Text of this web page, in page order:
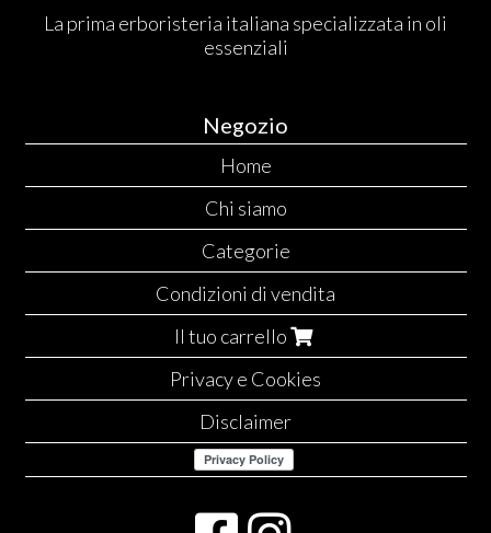
La prima erboristeria italiana specializzata in oli
essenziali
Negozio
Home
Chi siamo
Categorie
Condizioni di vendita
Il tuo carrello
Privacy e Cookies
Disclaimer